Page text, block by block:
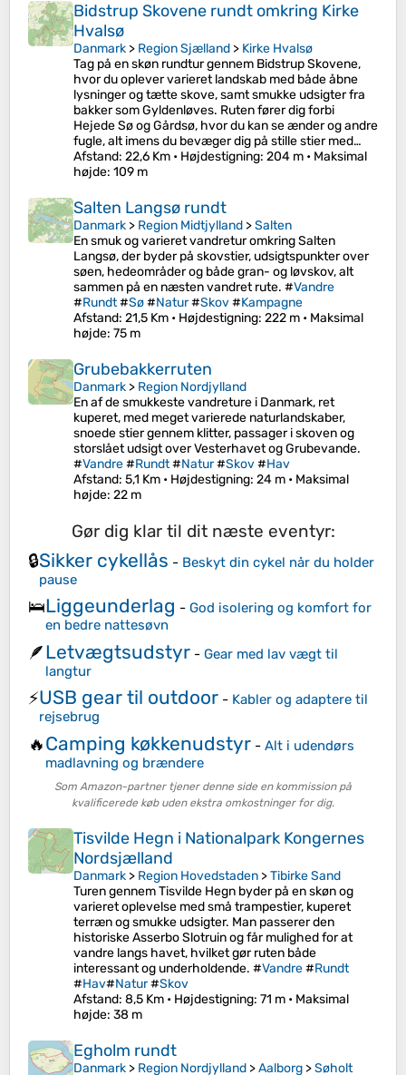
Bidstrup Skovene rundt omkring Kirke
Hvalsø
Danmark > Region Sjælland > Kirke Hvalsø
Tag på en skøn rundtur gennem Bidstrup Skovene,
hvor du oplever varieret landskab med både åbne
lysninger og tætte skove, samt smukke udsigter fra
bakker som Gyldenløves. Ruten fører dig forbi
Hejede Sø og Gårdsø, hvor du kan se ænder og andre
fugle, alt imens du bevæger dig på stille stier med…
Afstand: 22,6 Km • Højdestigning: 204 m • Maksimal
højde: 109 m
Salten Langsø rundt
Danmark > Region Midtjylland >Salten
En smuk og varieret vandretur omkring Salten
Langsø, der byder på skovstier, udsigtspunkter over
søen, hedeområder og både gran- og løvskov, alt
sammen på en næsten vandret rute. #Vandre
#Rundt#Sø#Natur#Skov#Kampagne
Afstand: 21,5 Km • Højdestigning: 222 m • Maksimal
højde: 75 m
Grubebakkerruten
Danmark > Region Nordjylland
En af de smukkeste vandreture i Danmark, ret
kuperet, med meget varierede naturlandskaber,
snoede stier gennem klitter, passager i skoven og
storslået udsigt over Vesterhavet og Grubevande.
#Vandre#Rundt#Natur#Skov#Hav
Afstand: 5,1 Km • Højdestigning: 24 m • Maksimal
højde: 22 m
Gør dig klar til dit næste eventyr:
🔒Sikker cykellås - Beskyt din cykel når du holder
pause
🛌Liggeunderlag - God isolering og komfort for
en bedre nattesøvn
🪶Letvægtsudstyr - Gear med lav vægt til
langtur
⚡USB gear til outdoor - Kabler og adaptere til
rejsebrug
🔥Camping køkkenudstyr - Alt i udendørs
madlavning og brændere
Som Amazon-partner tjener denne side en kommission på
kvalificerede køb uden ekstra omkostninger for dig.
Tisvilde Hegn i Nationalpark Kongernes
Nordsjælland
Danmark > Region Hovedstaden >Tibirke Sand
Turen gennem Tisvilde Hegn byder på en skøn og
varieret oplevelse med små trampestier, kuperet
terræn og smukke udsigter. Man passerer den
historiske Asserbo Slotruin og får mulighed for at
vandre langs havet, hvilket gør ruten både
interessant og underholdende. #Vandre#Rundt
#Hav#Natur#Skov
Afstand: 8,5 Km • Højdestigning: 71 m • Maksimal
højde: 38 m
Egholm rundt
Danmark > Region Nordjylland >Aalborg >Søholt